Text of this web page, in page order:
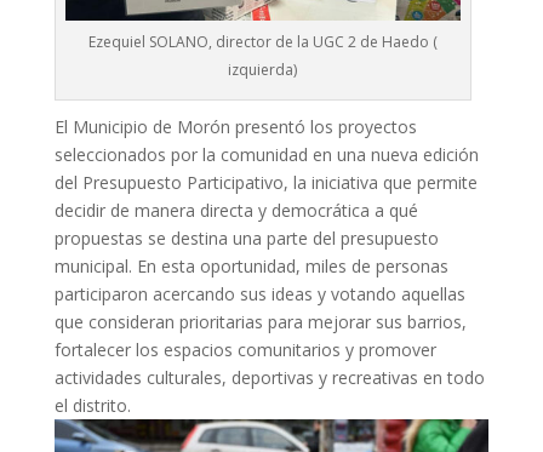
Ezequiel SOLANO, director de la UGC 2 de Haedo (
izquierda)
El Municipio de Morón presentó los proyectos
seleccionados por la comunidad en una nueva edición
del Presupuesto Participativo, la iniciativa que permite
decidir de manera directa y democrática a qué
propuestas se destina una parte del presupuesto
municipal. En esta oportunidad, miles de personas
participaron acercando sus ideas y votando aquellas
que consideran prioritarias para mejorar sus barrios,
fortalecer los espacios comunitarios y promover
actividades culturales, deportivas y recreativas en todo
el distrito.